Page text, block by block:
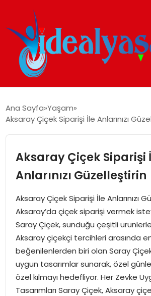
GÜNDEM
EKONOMI
İDEAL YAŞAM
İDEAL SPOR
YAŞAM
MAGAZIN
SAĞLIK
Ana Sayfa Yaşam
Aksaray Çiçek Siparişi İle Anlarınızı
Aksaray Çiçek Siparişi
Anlarınızı Güzelleştirin
Aksaray Çiçek Siparişi İle Anlarınızı
Aksaray’da çiçek siparişi vermek
Saray Çiçek, sunduğu çeşitli ürünlerle
Aksaray çiçekçi tercihleri arasında
beğenilenlerden biri olan Saray
uygun tasarımlar sunarak, özel
özel kılmayı hedefliyor. Her Zevke
Tasarımları Saray Çiçek, Aksaray